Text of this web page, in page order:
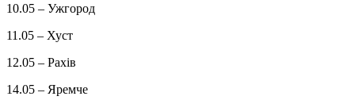
10.05 – Ужгород
11.05 – Хуст
12.05 – Рахів
14.05 – Яремче